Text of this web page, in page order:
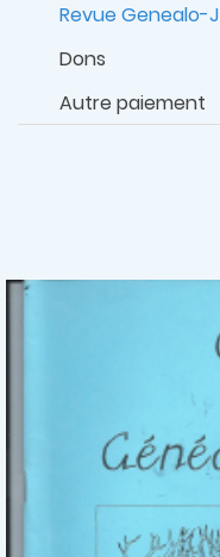
Revue Genealo-J
Dons
Autre paiement